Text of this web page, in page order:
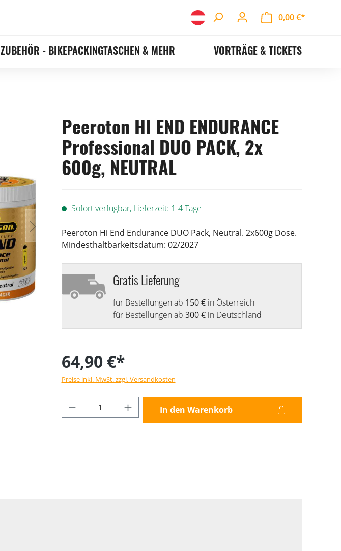
0,00 €*
ZUBEHÖR - BIKEPACKINGTASCHEN & MEHR VORTRÄGE & TICKETS
Peeroton HI END ENDURANCE
Professional DUO PACK, 2x
600g, NEUTRAL
Sofort verfügbar, Lieferzeit: 1-4 Tage
Peeroton Hi End Endurance DUO Pack, Neutral. 2x600g Dose.
Mindesthaltbarkeitsdatum: 02/2027
Gratis Lieferung
für Bestellungen ab 150 €in Österreich
für Bestellungen ab 300 €in Deutschland
64,90 €*
Preise inkl. MwSt. zzgl. Versandkosten
Produkt Anzahl: Gib den gewünschten Wert
In den Warenkorb